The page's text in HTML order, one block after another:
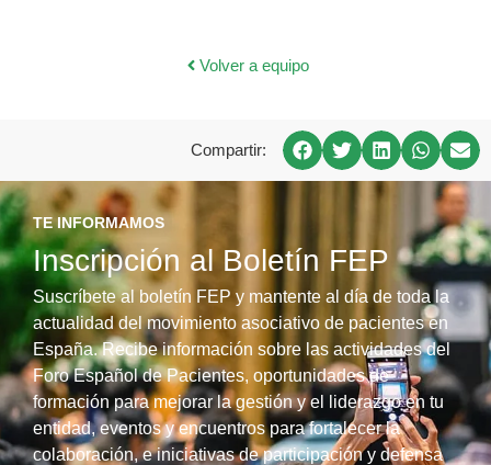
Volver a equipo
Compartir:
TE INFORMAMOS
Inscripción al Boletín FEP
Suscríbete al boletín FEP y mantente al día de toda la
actualidad del movimiento asociativo de pacientes en
España. Recibe información sobre las actividades del
Foro Español de Pacientes, oportunidades de
formación para mejorar la gestión y el liderazgo en tu
entidad, eventos y encuentros para fortalecer la
colaboración, e iniciativas de participación y defensa